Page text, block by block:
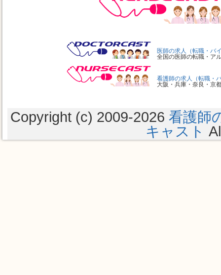
医師の求人（転職・バ
全国の医師の転職・ア
看護師の求人（転職・
大阪・兵庫・奈良・京
Copyright (c) 2009-2026 看護師
キャスト